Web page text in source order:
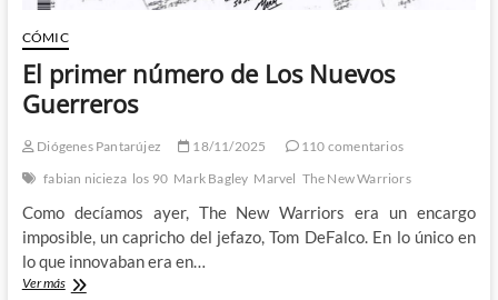
CÓMIC
El primer número de Los Nuevos
Guerreros
Diógenes Pantarújez 18/11/2025
110 comentarios
fabian nicieza los 90 Mark Bagley Marvel The New Warriors
Como decíamos ayer, The New Warriors era un encargo
imposible, un capricho del jefazo, Tom DeFalco. En lo único en
lo que innovaban era en…
Ver másEl